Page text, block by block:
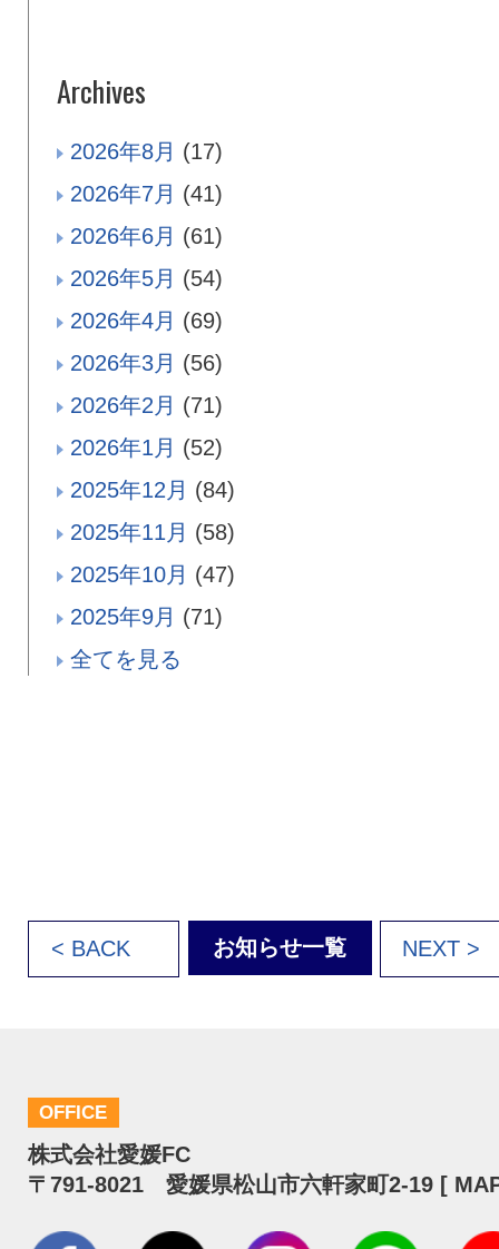
Archives
2026年8月 (17)
2026年7月 (41)
2026年6月 (61)
2026年5月 (54)
2026年4月 (69)
2026年3月 (56)
2026年2月 (71)
2026年1月 (52)
2025年12月 (84)
2025年11月 (58)
2025年10月 (47)
2025年9月 (71)
全てを見る
< BACK お知らせ一覧 NEXT >
OFFICE
株式会社愛媛FC
〒791-8021 愛媛県松山市六軒家町2-19 [